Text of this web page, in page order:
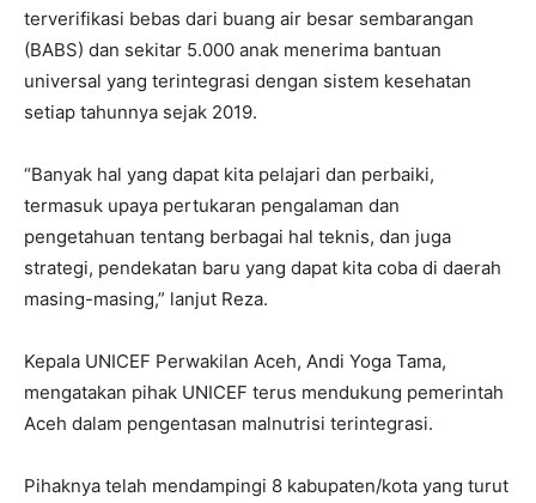
terverifikasi bebas dari buang air besar sembarangan
(BABS) dan sekitar 5.000 anak menerima bantuan
universal yang terintegrasi dengan sistem kesehatan
setiap tahunnya sejak 2019.
“Banyak hal yang dapat kita pelajari dan perbaiki,
termasuk upaya pertukaran pengalaman dan
pengetahuan tentang berbagai hal teknis, dan juga
strategi, pendekatan baru yang dapat kita coba di daerah
masing-masing,” lanjut Reza.
Kepala UNICEF Perwakilan Aceh, Andi Yoga Tama,
mengatakan pihak UNICEF terus mendukung pemerintah
Aceh dalam pengentasan malnutrisi terintegrasi.
Pihaknya telah mendampingi 8 kabupaten/kota yang turut